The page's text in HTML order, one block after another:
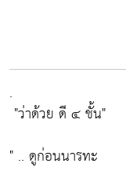
.
"ว่าด้วย ดี ๔ ชั้น"
" .. ดูก่อนนารทะ